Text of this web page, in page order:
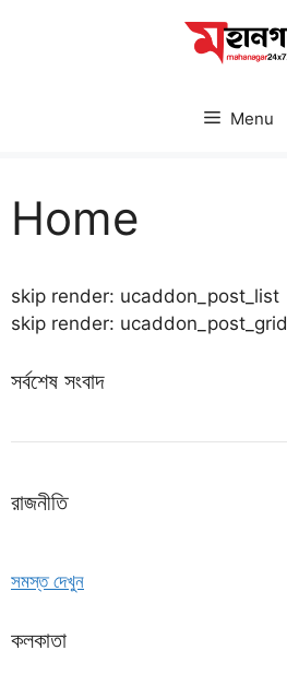
Menu
Home
skip render: ucaddon_post_list
skip render: ucaddon_post_grid
সর্বশেষ সংবাদ
রাজনীতি
সমস্ত দেখুন
কলকাতা